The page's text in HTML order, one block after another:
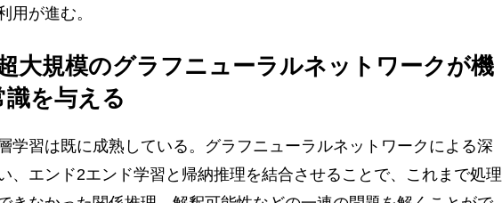
用が進む。
超大規模のグラフニューラルネットワークが機
識を与える
学習は既に成熟している。グラフニューラルネットワークによる深
、エンド2エンド学習と帰納推理を結合させることで、これまで処理